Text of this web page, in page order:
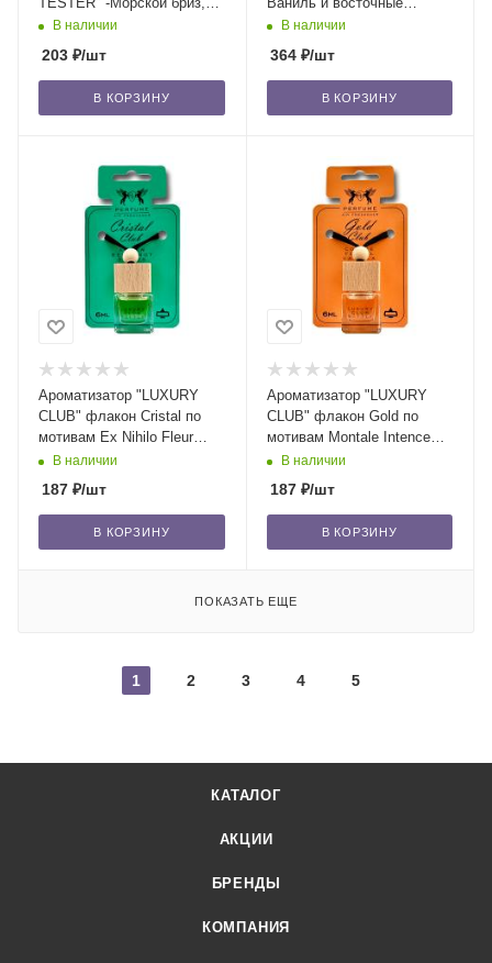
мандарин, лаванда и
В наличии
203 ₽/шт
В КОРЗИНУ
сладости/24
В наличии
364₽/шт
В КОРЗИНУ
Ароматизатор "LUXURY
CLUB" флакон Cristal по
мотивам Ex Nihilo Fleur
Narcotics/16
В наличии
187 ₽/шт
В КОРЗИНУ
Ароматизатор "LUXURY
CLUB" флакон Gold по
мотивам Montale Intence
Café/16
В наличии
187₽/шт
В КОРЗИНУ
ПОКАЗАТЬ ЕЩЕ
1 2 3 4 5
КАТАЛОГ
АКЦИИ
БРЕНДЫ
КОМПАНИЯ